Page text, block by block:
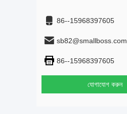
86--15968397605
sb82@smallboss.com
86--15968397605
যোগাযোগ করুন